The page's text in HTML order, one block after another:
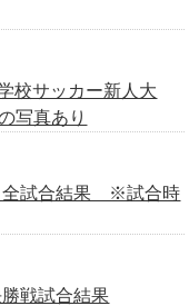
校サッカー新人大
写真あり
全試合結果 ※試合時
戦試合結果